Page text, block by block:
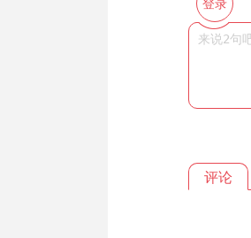
评论